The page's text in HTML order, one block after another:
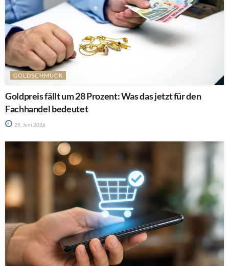
GOLDSCHMUCK
Goldpreis fällt um 28 Prozent: Was das jetzt für den
Fachhandel bedeutet
29. Juni 2026